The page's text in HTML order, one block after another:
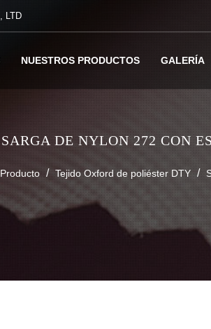
LTD
NUESTROS PRODUCTOS GALERÍA
SARGA DE NYLON 272 CON
Producto / Tejido Oxford de poliéster DTY /